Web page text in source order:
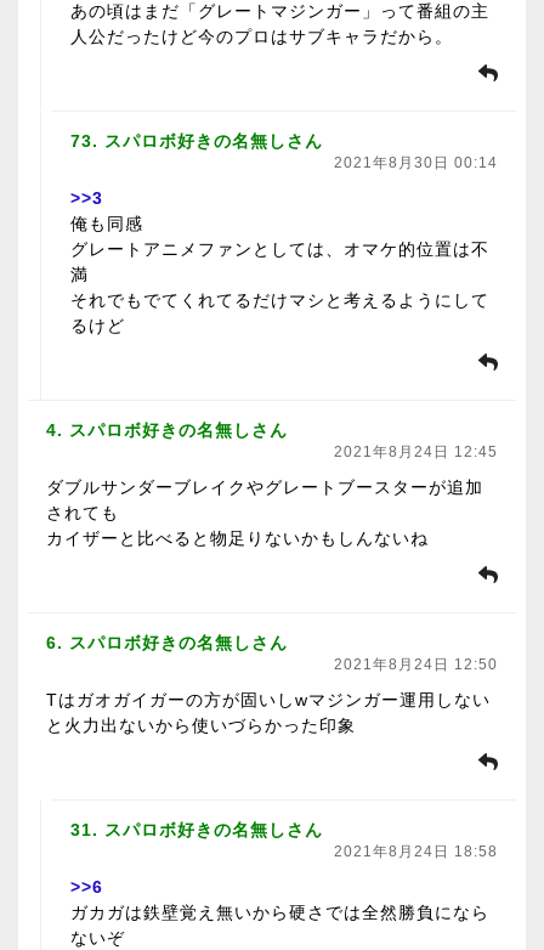
あの頃はまだ「グレートマジンガー」って番組の主
人公だったけど今のプロはサブキャラだから。
73. スパロボ好きの名無しさん
2021年8月30日 00:14
>>3
俺も同感
グレートアニメファンとしては、オマケ的位置は不
満
それでもでてくれてるだけマシと考えるようにして
るけど
4. スパロボ好きの名無しさん
2021年8月24日 12:45
ダブルサンダーブレイクやグレートブースターが追加
されても
カイザーと比べると物足りないかもしんないね
6. スパロボ好きの名無しさん
2021年8月24日 12:50
Tはガオガイガーの方が固いしwマジンガー運用しない
と火力出ないから使いづらかった印象
31. スパロボ好きの名無しさん
2021年8月24日 18:58
>>6
ガカガは鉄壁覚え無いから硬さでは全然勝負になら
ないぞ